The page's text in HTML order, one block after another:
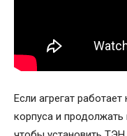
Если агрегат
корпуса и